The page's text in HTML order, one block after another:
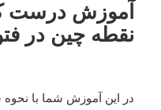
آموزش درست
نقطه چین در
در این آموزش شما با